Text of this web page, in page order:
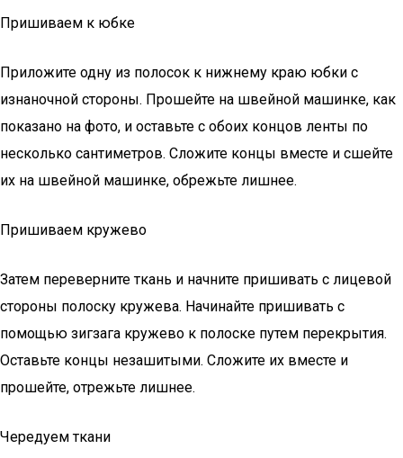
Пришиваем к юбке
Приложите одну из полосок к нижнему краю юбки с
изнаночной стороны. Прошейте на швейной машинке, как
показано на фото, и оставьте с обоих концов ленты по
несколько сантиметров. Сложите концы вместе и сшейте
их на швейной машинке, обрежьте лишнее.
Пришиваем кружево
Затем переверните ткань и начните пришивать с лицевой
стороны полоску кружева. Начинайте пришивать с
помощью зигзага кружево к полоске путем перекрытия.
Оставьте концы незашитыми. Сложите их вместе и
прошейте, отрежьте лишнее.
Чередуем ткани